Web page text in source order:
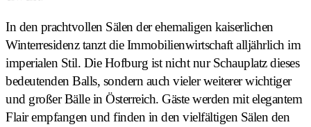
In den prachtvollen Sälen der ehemaligen kaiserlichen
Winterresidenz tanzt die Immobilienwirtschaft alljährlich im
imperialen Stil. Die Hofburg ist nicht nur Schauplatz dieses
bedeutenden Balls, sondern auch vieler weiterer wichtiger
und großer Bälle in Österreich. Gäste werden mit elegantem
Flair empfangen und finden in den vielfältigen Sälen den